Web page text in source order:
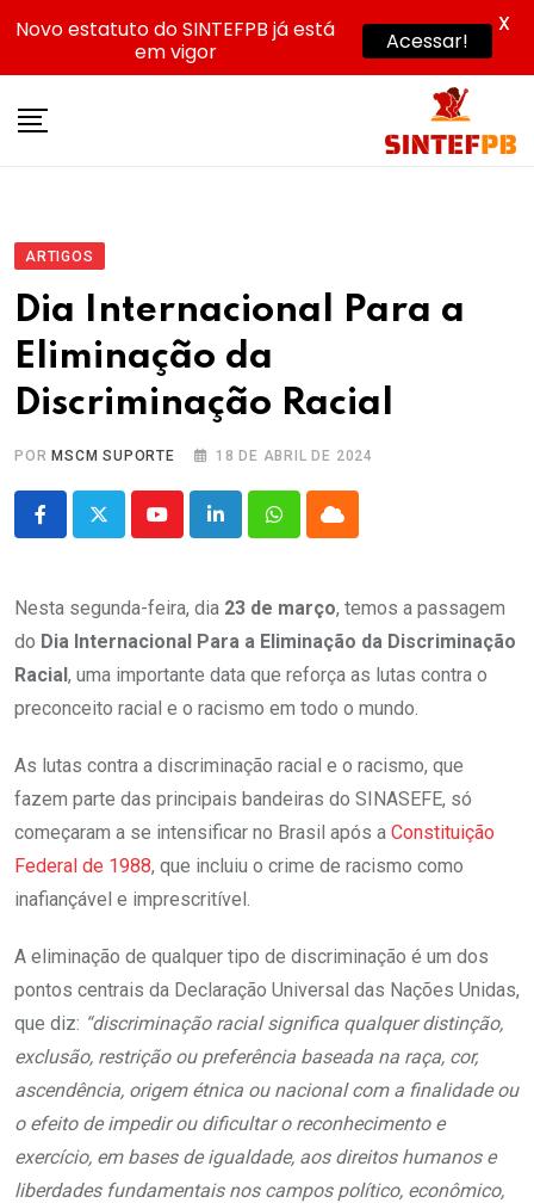
ARTIGOS
Dia Internacional Para a
Eliminação da
Discriminação Racial
PORMSCM SUPORTE 18 DE ABRIL DE 2024
YoutubeLinkedInWhatsappCloud
Nesta segunda-feira, dia 23 de março, temos a passagem
do Dia Internacional Para a Eliminação da Discriminação
Racial, uma importante data que reforça as lutas contra o
preconceito racial e o racismo em todo o mundo.
As lutas contra a discriminação racial e o racismo, que
fazem parte das principais bandeiras do SINASEFE, só
começaram a se intensificar no Brasil após a Constituição
Federal de 1988, que incluiu o crime de racismo como
inafiançável e imprescritível.
A eliminação de qualquer tipo de discriminação é um dos
pontos centrais da Declaração Universal das Nações Unidas,
que diz: “discriminação racial significa qualquer distinção,
exclusão, restrição ou preferência baseada na raça, cor,
ascendência, origem étnica ou nacional com a finalidade ou
o efeito de impedir ou dificultar o reconhecimento e
exercício, em bases de igualdade, aos direitos humanos e
liberdades fundamentais nos campos político, econômico,
Novo estatuto do SINTEFPB já está
em vigor
Acessar!
X